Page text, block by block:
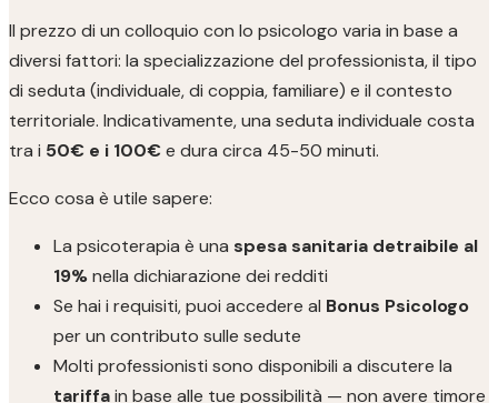
Il prezzo di un colloquio con lo psicologo varia in base a
diversi fattori: la specializzazione del professionista, il tipo
di seduta (individuale, di coppia, familiare) e il contesto
territoriale. Indicativamente, una seduta individuale costa
tra i 50€ e i 100€ e dura circa 45-50 minuti.
Ecco cosa è utile sapere:
La psicoterapia è una spesa sanitaria detraibile al
19%nella dichiarazione dei redditi
Se hai i requisiti, puoi accedere al Bonus Psicologo
per un contributo sulle sedute
Molti professionisti sono disponibili a discutere la
tariffain base alle tue possibilità — non avere timore